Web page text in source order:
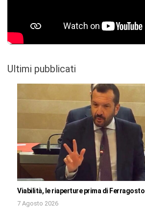
Ultimi pubblicati
Viabilità, le riaperture prima di Ferragosto
7 Agosto 2026